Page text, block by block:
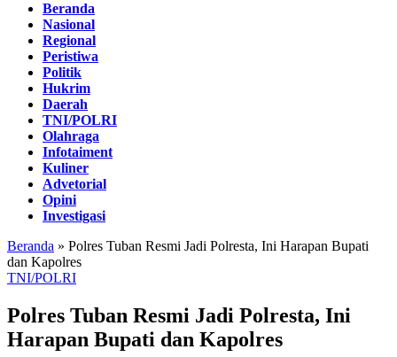
Beranda
Nasional
Regional
Peristiwa
Politik
Hukrim
Daerah
TNI/POLRI
Olahraga
Infotaiment
Kuliner
Advetorial
Opini
Investigasi
Beranda » Polres Tuban Resmi Jadi Polresta, Ini Harapan Bupati
dan Kapolres
TNI/POLRI
Polres Tuban Resmi Jadi Polresta, Ini
Harapan Bupati dan Kapolres